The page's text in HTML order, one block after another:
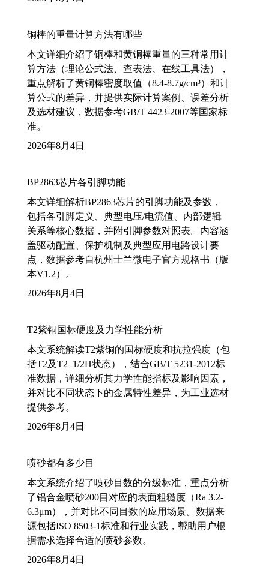
铜棒的重量计算方法有哪些
本文详细介绍了铜棒和黄铜棒重量的三种常用计
算方法（理论公式法、查表法、在线工具法），
重点解析了黄铜棒密度取值（8.4-8.7g/cm³）和计
算公式的差异，并提供实际计算案例、误差分析
及选材建议，数据参考GB/T 4423-2007等国家标
准。
2026年8月4日
BP2863芯片各引脚功能
本文详细解析BP2863芯片的引脚功能及参数，
包括各引脚定义、典型电压/电流值、内部逻辑
关系等核心数据，并附引脚参数对照表。内容涵
盖驱动配置、保护机制及典型应用电路设计要
点，数据参考自杭州士兰微电子官方规格书（版
本V1.2）。
2026年8月4日
T2紫铜国标硬度及力学性能分析
本文系统解读T2紫铜的国标硬度和抗拉强度（包
括T2及T2_1/2H状态），结合GB/T 5231-2012标
准数据，详细分析其力学性能指标及影响因素，
并对比不同状态下的金属特性差异，为工业选材
提供参考。
2026年8月4日
喷砂都有多少目
本文系统介绍了喷砂目数的分级标准，重点分析
了铝合金喷砂200目对应的表面粗糙度（Ra 3.2-
6.3μm），并对比不同目数的应用场景。数据来
源包括ISO 8503-1标准和行业实践，帮助用户根
据需求选择合适的喷砂参数。
2026年8月4日